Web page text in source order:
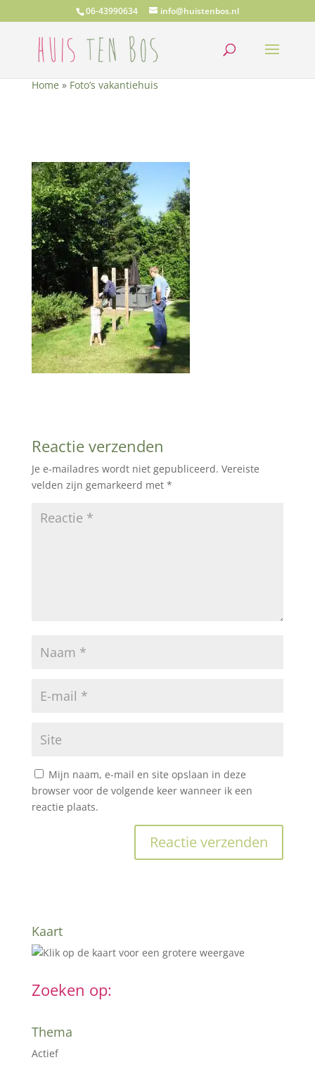
06-43990634 info@huistenbos.nl
Home » Foto’s vakantiehuis
Reactie verzenden
Je e-mailadres wordt niet gepubliceerd. Vereiste
velden zijn gemarkeerd met *
Mijn naam, e-mail en site opslaan in deze
browser voor de volgende keer wanneer ik een
reactie plaats.
Kaart
Zoeken op:
Thema
Actief